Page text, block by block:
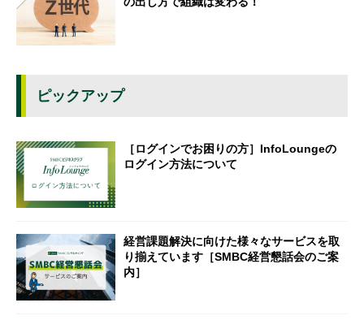
ピックアップ
［ログインでお困りの方］InfoLoungeの
ログイン方法について
経営課題解決に向けた様々なサービスを取
り揃えています［SMBC経営懇話会のご案
内］